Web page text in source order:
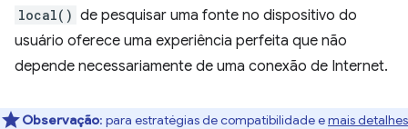
local() de pesquisar uma fonte no dispositivo do
usuário oferece uma experiência perfeita que não
depende necessariamente de uma conexão de Internet.
Observação: para estratégias de compatibilidade emais detalhes